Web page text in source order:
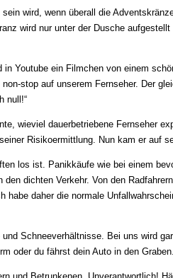
wird, wenn überall die
wird nur unter der Dusche
Youtube ein Filmchen von einem
stop auf unserem Fernseher. Der
null!“
wieviel dauerbetriebene Fernseher
Risikoermittlung. Nun kam er auf
los ist. Panikkäufe wie bei einem
dichten Verkehr. Von den
habe daher die normale
Schneeverhältnisse. Bei uns wird
oder du fährst dein Auto in den